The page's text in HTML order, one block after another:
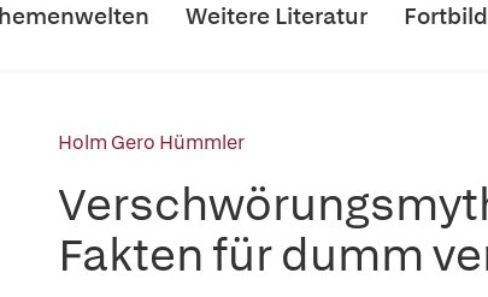
Weitere Literatur
Holm Gero Hümmler
Fakten für dumm